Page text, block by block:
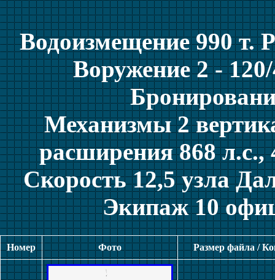
Водоизмещение 990 т.
Воружение 2 -
Механизмы 2
расширения 868 л.с.,
Скорость 12,5 узла
Экипаж 10
Номер Фото Размер файла /